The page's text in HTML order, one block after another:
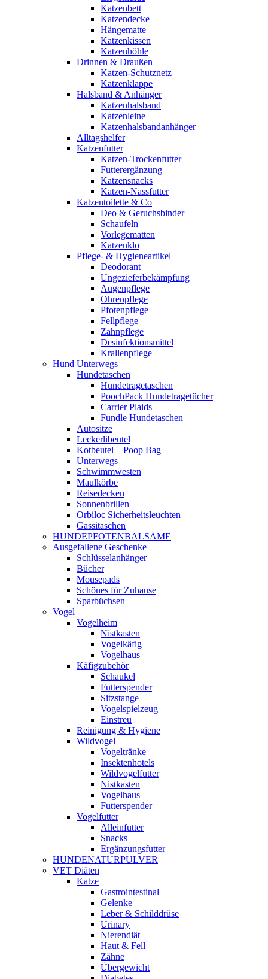
Katzenbett
Katzendecke
Hängematte
Katzenkissen
Katzenhöhle
Drinnen & Draußen
Katzen-Schutznetz
Katzenklappe
Halsband & Anhänger
Katzenhalsband
Katzenleine
Katzenhalsbandanhänger
Alltagshelfer
Katzenfutter
Katzen-Trockenfutter
Futterergänzung
Katzensnacks
Katzen-Nassfutter
Katzentoilette & Co
Deo & Geruchsbinder
Schaufeln
Vorlegematten
Katzenklo
Pflege- & Hygieneartikel
Deodorant
Ungezieferbekämpfung
Augenpflege
Ohrenpflege
Pfotenpflege
Fellpflege
Zahnpflege
Desinfektionsmittel
Krallenpflege
Hund Unterwegs
Hundetaschen
Hundetragetaschen
PoochPack Hundetragetücher
Carrier Plaids
Fundle Hundetaschen
Autositze
Leckerlibeutel
Kotbeutel – Poop Bag
Unterwegs
Schwimmwesten
Maulkörbe
Reisedecken
Sonnenbrillen
Orbiloc Sicherheitsleuchten
Gassitaschen
HUNDEPFOTENBALSAME
Ausgefallene Geschenke
Schlüsselanhänger
Bücher
Mousepads
Schönes für Zuhause
Sparbüchsen
Vogel
Vogelheim
Nistkasten
Vogelkäfig
Vogelhaus
Käfigzubehör
Schaukel
Futterspender
Sitzstange
Vogelspielzeug
Einstreu
Reinigung & Hygiene
Wildvogel
Vogeltränke
Insektenhotels
Wildvogelfutter
Nistkasten
Vogelhaus
Futterspender
Vogelfutter
Alleinfutter
Snacks
Ergänzungsfutter
HUNDENATURPULVER
VET Diäten
Katze
Gastrointestinal
Gelenke
Leber & Schilddrüse
Urinary
Nierendiät
Haut & Fell
Zähne
Übergewicht